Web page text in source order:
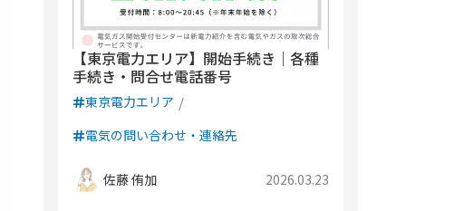
【東京電力エリア】開始手続き｜各種
手続き・問合せ電話番号
東京電力エリア
電気の問い合わせ・連絡先
佐藤 侑加 2026.03.23